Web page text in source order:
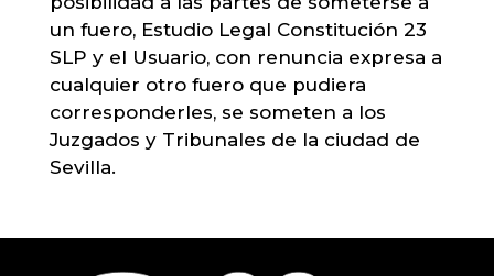
un fuero, Estudio Legal Constitución 23
SLP y el Usuario, con renuncia expresa a
cualquier otro fuero que pudiera
corresponderles, se someten a los
Juzgados y Tribunales de la ciudad de
Sevilla.